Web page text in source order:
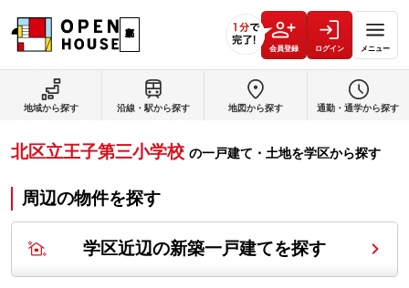
会員登録 ログイン メニュー
地域から探す 沿線・駅から探す 地図から探す 通勤・通学から探す
北区立王子第三小学校 の一戸建て・土地を学区から探す
周辺の物件を探す
学区近辺の新築一戸建てを探す